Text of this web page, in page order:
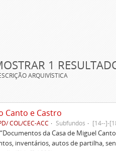
1
ARQUIVÍSTICA
Canto e Castro
COL/CEC-ACC Subfundos [14--]-
da Casa de Miguel
inventários, autos de partilha,